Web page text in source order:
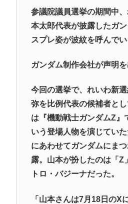
参議院議員選挙の期間中
本太郎代表が披露したガ
スプレ姿が波紋を呼んでい
ガンダム制作会社が声明
今回の選挙で、れいわ新
弥を比例代表の候補者と
は『機動戦士ガンダムZ』
いう登場人物を演じてい
にあわせてガンダムにま
露。山本が扮したのは「Z
トロ・バジーナだった。
「山本さんは7月18日のX